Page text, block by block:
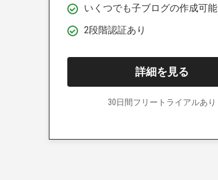
いくつでも子ブログの作成可能
2段階認証あり
詳細を見る
30日間フリートライアルあり